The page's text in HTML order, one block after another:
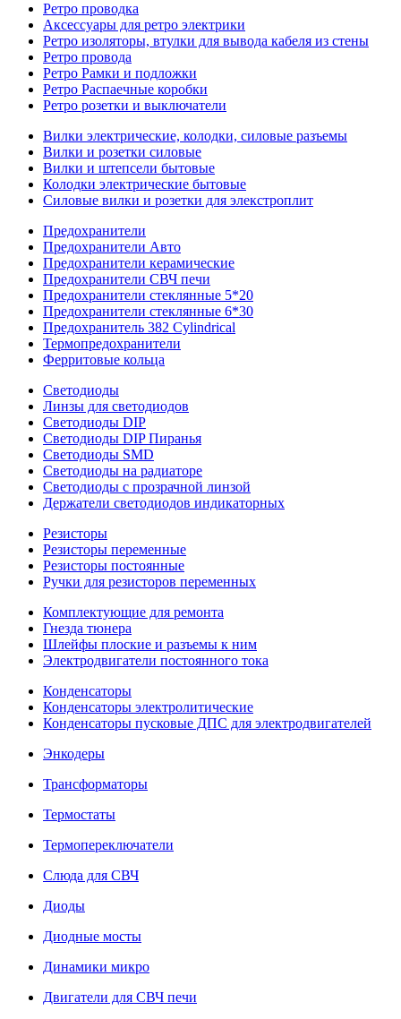
Ретро проводка
Аксессуары для ретро электрики
Ретро изоляторы, втулки для вывода кабеля из стены
Ретро провода
Ретро Рамки и подложки
Ретро Распаечные коробки
Ретро розетки и выключатели
Вилки электрические, колодки, силовые разъемы
Вилки и розетки силовые
Вилки и штепсели бытовые
Колодки электрические бытовые
Силовые вилки и розетки для элекстроплит
Предохранители
Предохранители Авто
Предохранители керамические
Предохранители СВЧ печи
Предохранители стеклянные 5*20
Предохранители стеклянные 6*30
Предохранитель 382 Cylindrical
Термопредохранители
Ферритовые кольца
Светодиоды
Линзы для светодиодов
Светодиоды DIP
Светодиоды DIP Пиранья
Светодиоды SMD
Светодиоды на радиаторе
Светодиоды с прозрачной линзой
Держатели светодиодов индикаторных
Резисторы
Резисторы переменные
Резисторы постоянные
Ручки для резисторов переменных
Комплектующие для ремонта
Гнезда тюнера
Шлейфы плоские и разъемы к ним
Электродвигатели постоянного тока
Конденсаторы
Конденсаторы электролитические
Конденсаторы пусковые ДПС для электродвигателей
Энкодеры
Трансформаторы
Термостаты
Термопереключатели
Слюда для СВЧ
Диоды
Диодные мосты
Динамики микро
Двигатели для СВЧ печи